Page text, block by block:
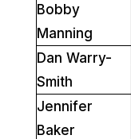
Bobby
Manning
Dan Warry-
Smith
Jennifer
Baker